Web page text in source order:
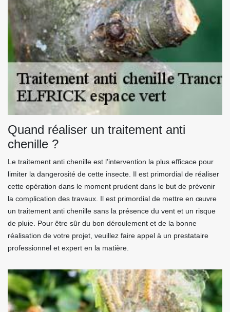
Quand réaliser un traitement anti
chenille ?
Le traitement anti chenille est l’intervention la plus efficace pour
limiter la dangerosité de cette insecte. Il est primordial de réaliser
cette opération dans le moment prudent dans le but de prévenir
la complication des travaux. Il est primordial de mettre en œuvre
un traitement anti chenille sans la présence du vent et un risque
de pluie. Pour être sûr du bon déroulement et de la bonne
réalisation de votre projet, veuillez faire appel à un prestataire
professionnel et expert en la matière.